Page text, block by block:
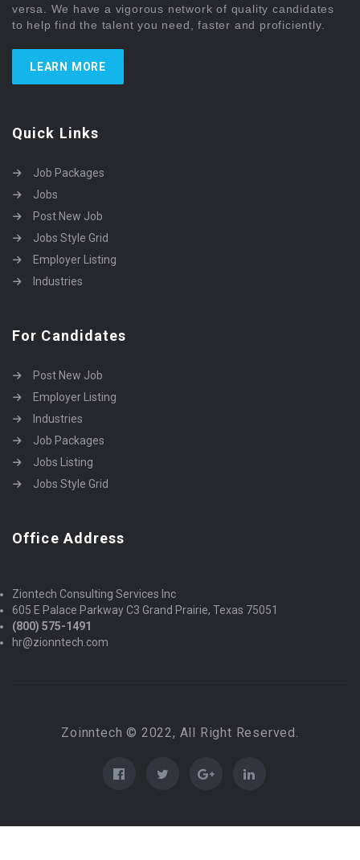
versa. We have a vigorous network of quality candidates
to help find the talent you need, faster and proficiently.
LEARN MORE
Quick Links
Job Packages
Jobs
Post New Job
Jobs Style Grid
Employer Listing
Industries
For Candidates
Post New Job
Employer Listing
Industries
Job Packages
Jobs Listing
Jobs Style Grid
Office Address
Ziontech Consulting Services Inc
605 E Palace Parkway C3 Grand Prairie, Texas 75051
(800) 575-1491
hr@zionntech.com
Zoinntech © 2022, All Right Reserved.